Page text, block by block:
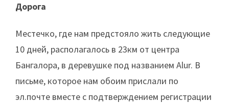
Дорога
Местечко, где нам предстояло жить следующие
10 дней, располагалось в 23км от центра
Бангалора, в деревушке под названием Alur. В
письме, которое нам обоим прислали по
эл.почте вместе с подтверждением регистрации